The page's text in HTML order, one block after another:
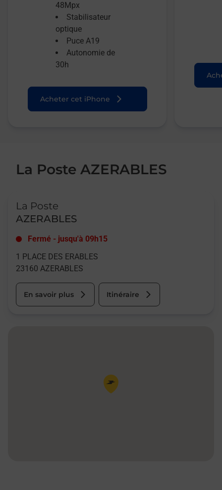
48Mpx
Stabilisateur
optique
Puce A19
Autonomie de
30h
Acheter cet iPhone
La Poste AZERABLES
La Poste
AZERABLES
Fermé - jusqu'à 09h15
1 PLACE DES ERABLES
23160 AZERABLES
En savoir plus Itinéraire
Pin de la carte